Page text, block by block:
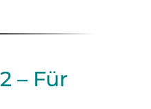
– Für